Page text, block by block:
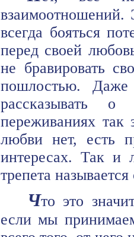
всегда бояться
перед своей
не бравировать
пошлостью.
рассказывать
переживаниях так
любви нет, есть
интересах. Так и
трепета
Что это
если мы